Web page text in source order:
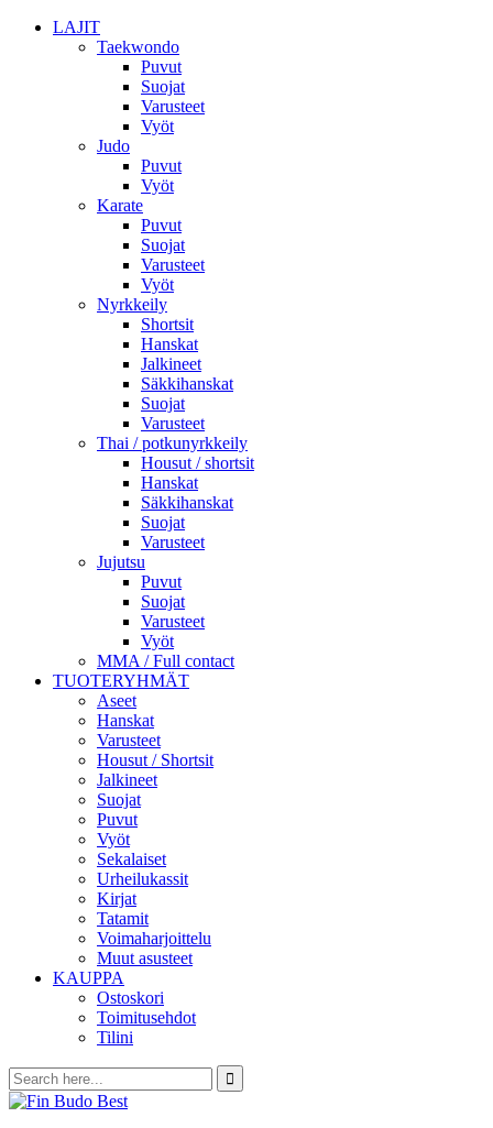
LAJIT
Taekwondo
Puvut
Suojat
Varusteet
Vyöt
Judo
Puvut
Vyöt
Karate
Puvut
Suojat
Varusteet
Vyöt
Nyrkkeily
Shortsit
Hanskat
Jalkineet
Säkkihanskat
Suojat
Varusteet
Thai / potkunyrkkeily
Housut / shortsit
Hanskat
Säkkihanskat
Suojat
Varusteet
Jujutsu
Puvut
Suojat
Varusteet
Vyöt
MMA / Full contact
TUOTERYHMÄT
Aseet
Hanskat
Varusteet
Housut / Shortsit
Jalkineet
Suojat
Puvut
Vyöt
Sekalaiset
Urheilukassit
Kirjat
Tatamit
Voimaharjoittelu
Muut asusteet
KAUPPA
Ostoskori
Toimitusehdot
Tilini